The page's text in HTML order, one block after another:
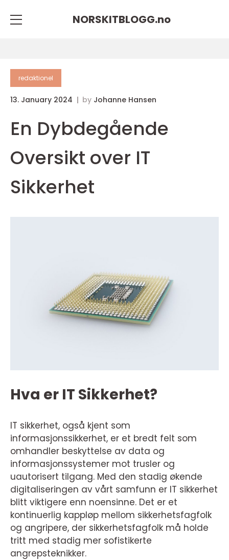
NORSKITBLOGG.no
redaktionel
13. January 2024 by Johanne Hansen
En Dybdegående
Oversikt over IT
Sikkerhet
Hva er IT Sikkerhet?
IT sikkerhet, også kjent som
informasjonssikkerhet, er et bredt felt som
omhandler beskyttelse av data og
informasjonssystemer mot trusler og
uautorisert tilgang. Med den stadig økende
digitaliseringen av vårt samfunn er IT sikkerhet
blitt viktigere enn noensinne. Det er et
kontinuerlig kappløp mellom sikkerhetsfagfolk
og angripere, der sikkerhetsfagfolk må holde
tritt med stadig mer sofistikerte
angrepsteknikker.